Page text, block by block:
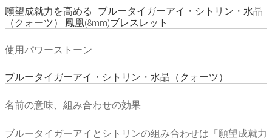
願望成就力を高める | ブルータイガーアイ・シトリン・水晶
（クォーツ） 鳳凰(8mm)ブレスレット
使用パワーストーン
ブルータイガーアイ・シトリン・水晶（クォーツ）
名前の意味、組み合わせの効果
ブルータイガーアイとシトリンの組み合わせは「願望成就力